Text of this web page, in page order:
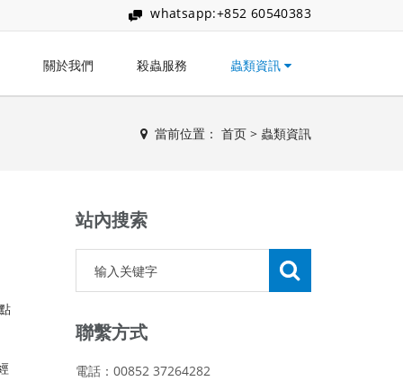
whatsapp:+852 60540383
關於我們 殺蟲服務 蟲類資訊
當前位置： 首页 > 蟲類資訊
站內搜索
聯繫方式
電話：00852 37264282